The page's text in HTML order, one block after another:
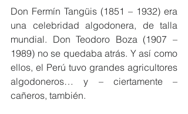
Don Fermín Tangüis (1851 – 1932) era
una celebridad algodonera, de talla
mundial. Don Teodoro Boza (1907 –
1989) no se quedaba atrás. Y así como
ellos, el Perú tuvo grandes agricultores
algodoneros… y – ciertamente –
cañeros, también.